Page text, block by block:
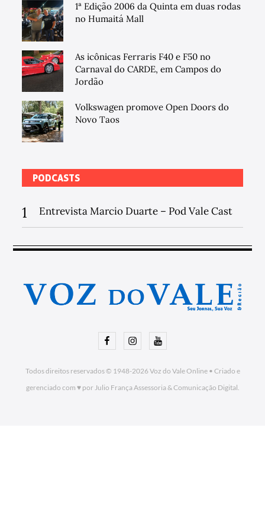
1ª Edição 2006 da Quinta em duas rodas
no Humaitá Mall
As icônicas Ferraris F40 e F50 no
Carnaval do CARDE, em Campos do
Jordão
Volkswagen promove Open Doors do
Novo Taos
PODCASTS
1 Entrevista Marcio Duarte – Pod Vale Cast
FacebookInstagramYoutube
Todos direitos reservados © 1948-2026Voz do Vale Online• Criado e
gerenciado com ♥ por Julio França Assessoria& Comunicação Digital.